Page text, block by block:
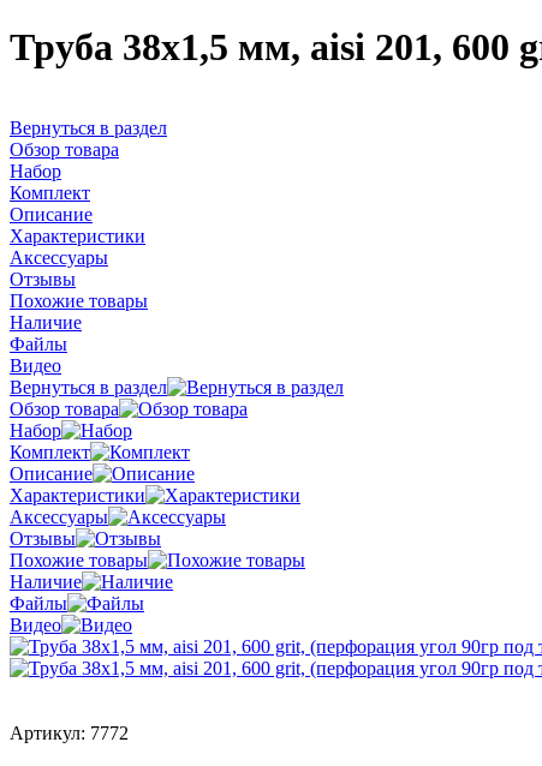
Труба 38х1,5 мм, aisi 201, 600
Вернуться в раздел
Обзор товара
Набор
Комплект
Описание
Характеристики
Аксессуары
Отзывы
Похожие товары
Наличие
Файлы
Видео
Вернуться в раздел
Обзор товара
Набор
Комплект
Описание
Характеристики
Аксессуары
Отзывы
Похожие товары
Наличие
Файлы
Видео
Артикул: 7772